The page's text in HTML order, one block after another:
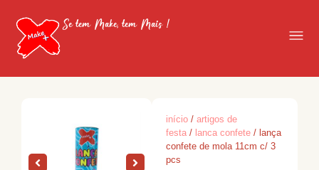
Se tem Make, tem Mais !
início /artigos de
festa / lanca confete / lança
confete de mola 11cm c/ 3
pcs